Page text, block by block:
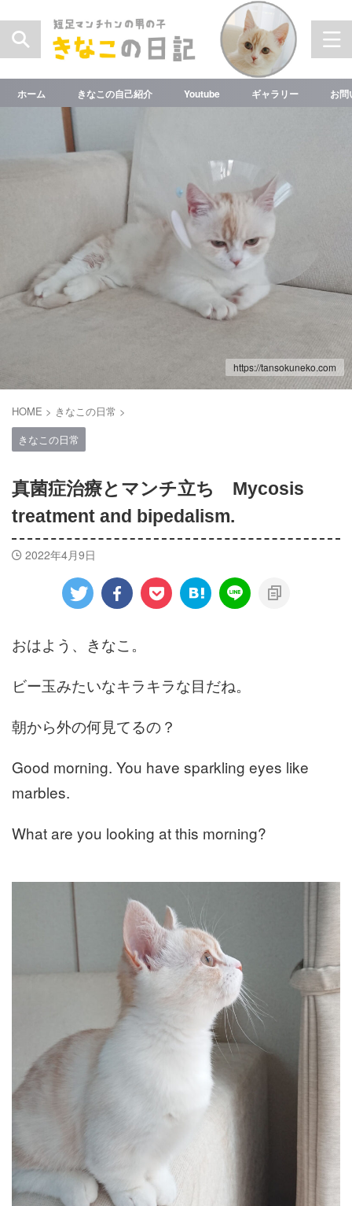
ホーム きなこの自己紹介 Youtube ギャラリー お問
https://tansokuneko.com
HOME > きなこの日常 >
きなこの日常
真菌症治療とマンチ立ち Mycosis
treatment and bipedalism.
2022年4月9日
おはよう、きなこ。
ビー玉みたいなキラキラな目だね。
朝から外の何見てるの？
Good morning. You have sparkling eyes like
marbles.
What are you looking at this morning?